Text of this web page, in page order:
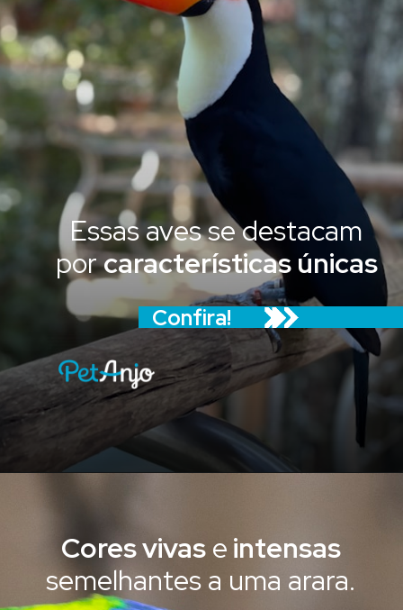
Essas aves se destacam
porcaracterísticas únicas
Confira!
Cores vivase intensas
semelhantes a uma arara.